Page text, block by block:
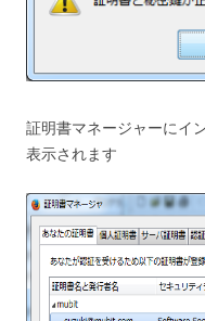
証明書マネージャーにイ
表示されます